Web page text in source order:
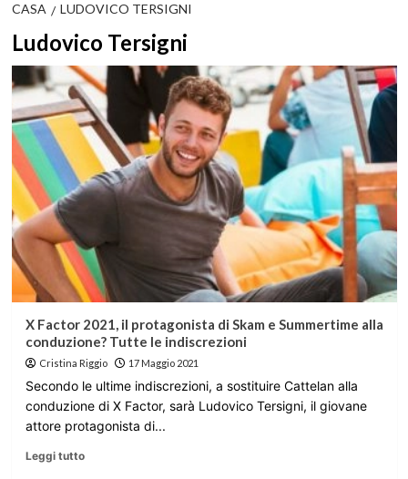
CASA LUDOVICO TERSIGNI
Ludovico Tersigni
X Factor 2021, il protagonista di Skam e Summertime alla
conduzione? Tutte le indiscrezioni
Cristina Riggio 17 Maggio 2021
Secondo le ultime indiscrezioni, a sostituire Cattelan alla
conduzione di X Factor, sarà Ludovico Tersigni, il giovane
attore protagonista di...
Leggi tutto